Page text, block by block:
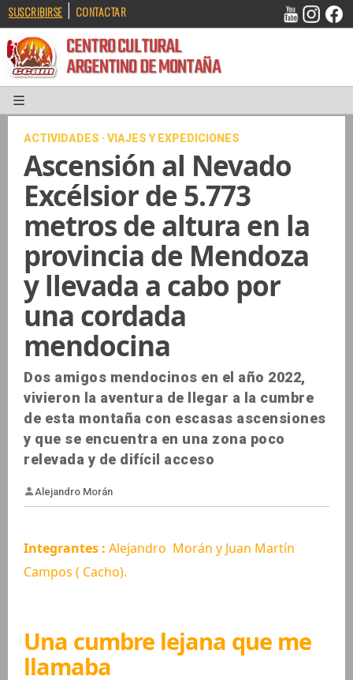
SUSCRIBIRSE | CONTACTAR
CENTRO CULTURAL
ARGENTINO DE MONTAÑA
ACTIVIDADES · VIAJES Y EXPEDICIONES
Ascensión al Nevado
Excélsior de 5.773
metros de altura en la
provincia de Mendoza
y llevada a cabo por
una cordada
mendocina
Dos amigos mendocinos en el año 2022,
vivieron la aventura de llegar a la cumbre
de esta montaña con escasas ascensiones
y que se encuentra en una zona poco
relevada y de difícil acceso
Integrantes : Alejandro Morán y Juan Martín
Campos ( Cacho).
Una cumbre lejana que me
llamaba